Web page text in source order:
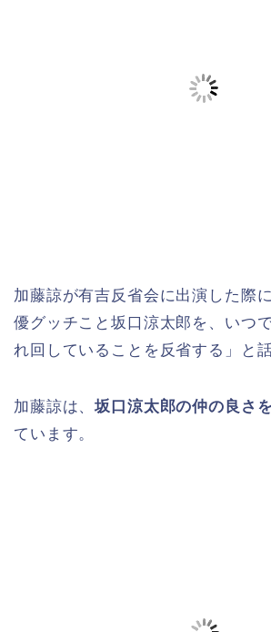
加藤諒が有吉反省会に出演した際
優グッチこと坂口涼太郎を、いつ
れ回していることを反省する」と
加藤諒は、坂口涼太郎の仲の良さ
ています。